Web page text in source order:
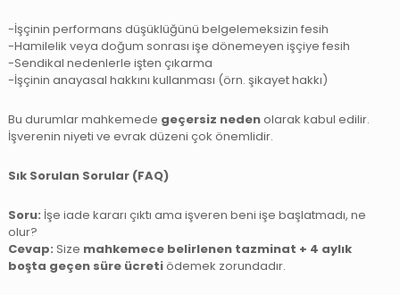
-İşçinin performans düşüklüğünü belgelemeksizin fesih
-Hamilelik veya doğum sonrası işe dönemeyen işçiye fesih
-Sendikal nedenlerle işten çıkarma
-İşçinin anayasal hakkını kullanması (örn. şikayet hakkı)
Bu durumlar mahkemede geçersiz nedenolarak kabul edilir.
İşverenin niyeti ve evrak düzeni çok önemlidir.
Sık Sorulan Sorular (FAQ)
Soru: İşe iade kararı çıktı ama işveren beni işe başlatmadı, ne
olur?
Cevap: Size mahkemece belirlenen tazminat + 4 aylık
boşta geçen süre ücretiödemek zorundadır.